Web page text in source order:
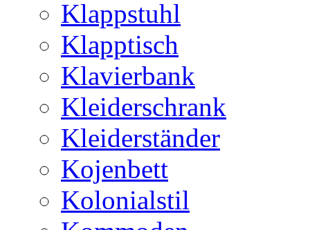
Klappstuhl
Klapptisch
Klavierbank
Kleiderschrank
Kleiderständer
Kojenbett
Kolonialstil